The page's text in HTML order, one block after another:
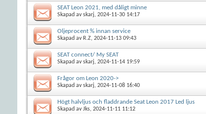
SEAT Leon 2021, med dåligt minne
Skapad avskarj, 2024-11-30 14:17
Oljeprocent % innan service
Skapad av R.Z, 2024-11-13 09:43
SEAT connect/ My SEAT
Skapad avskarj, 2024-11-14 19:59
Frågor om Leon 2020->
Skapad avskarj, 2024-11-08 16:40
Högt halvljus och fladdrande Seat Leon 2017 Led ljus
Skapad avJks, 2024-11-11 11:12